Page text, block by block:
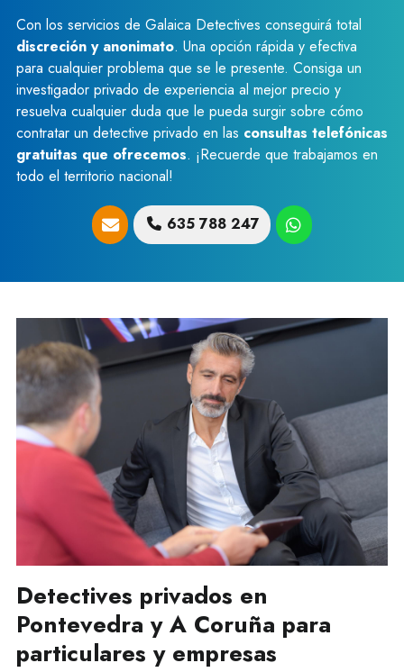
Con los servicios de Galaica Detectives conseguirá total
discreción y anonimato. Una opción rápida y efectiva
para cualquier problema que se le presente. Consiga un
investigador privado de experiencia al mejor precio y
resuelva cualquier duda que le pueda surgir sobre cómo
contratar un detective privado en las consultas telefónicas
gratuitas que ofrecemos. ¡Recuerde que trabajamos en
todo el territorio nacional!
635 788 247
Detectives privados en
Pontevedra y A Coruña para
particulares y empresas